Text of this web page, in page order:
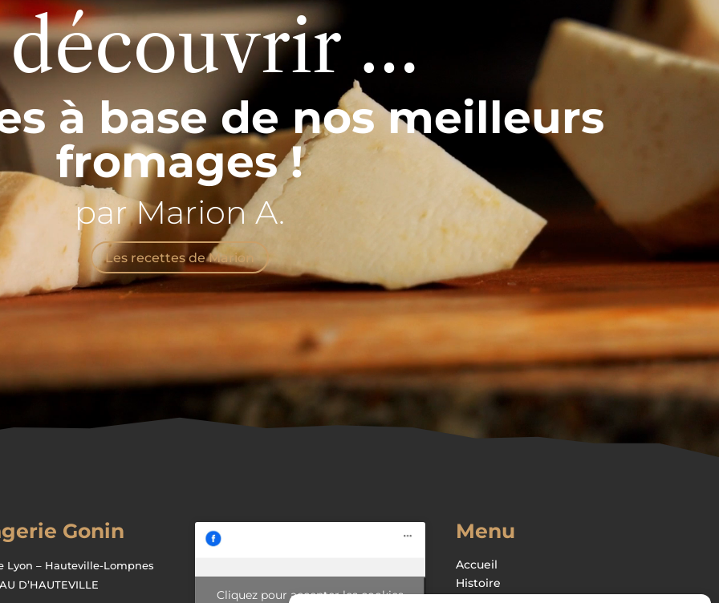
…
à base de nos meilleurs
fromages !
par Marion A.
Les recettes de Marion
Gonin
Lyon – Hauteville-Lompnes
D’HAUTEVILLE
Cliquez pour accepter les cookies
Menu
Accueil
Histoire